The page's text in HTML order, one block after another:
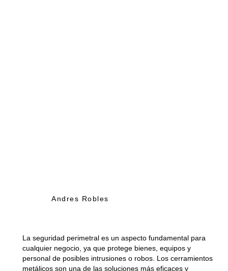
Andres Robles
La seguridad perimetral es un aspecto fundamental para
cualquier negocio, ya que protege bienes, equipos y
personal de posibles intrusiones o robos. Los cerramientos
metálicos son una de las soluciones más eficaces y